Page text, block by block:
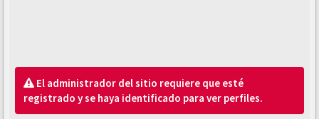
El administrador del sitio requiere que esté
registrado y se haya identificado para ver perfiles.